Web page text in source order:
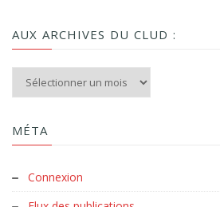
AUX ARCHIVES DU CLUD :
MÉTA
Connexion